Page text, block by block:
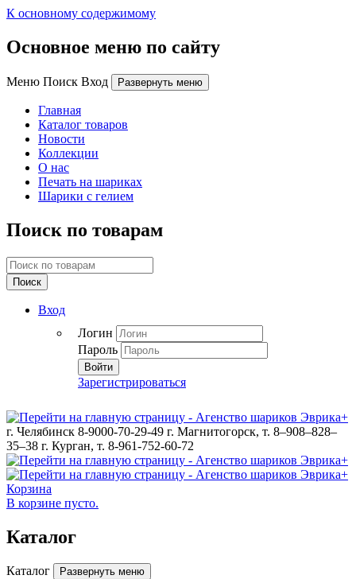
К основному содержимому
Основное меню по сайту
Меню Поиск Вход Развернуть меню
Главная
Каталог товаров
Новости
Коллекции
О нас
Печать на шариках
Шарики с гелием
Поиск по товарам
Поиск
Вход
Логин
Пароль
Войти
Зарегистрироваться
г. Челябинск 8-9000-70-29-49 г. Магнитогорск, т. 8–908–828–
35–38 г. Курган, т. 8-961-752-60-72
Корзина
В корзине пусто.
Каталог
Каталог Развернуть меню